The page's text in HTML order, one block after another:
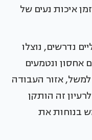
איכות נעים של
נדרשים, נוצלו
אחסון ונטמעים
אזור העבודה
זה הותקן
בנוחות את